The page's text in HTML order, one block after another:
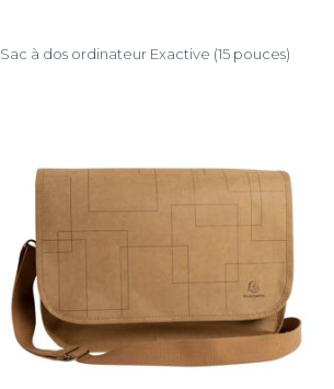
Sac à dos ordinateur Exactive (15 pouces)